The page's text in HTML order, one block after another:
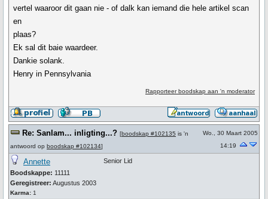
vertel waaroor dit gaan nie - of dalk kan iemand die hele artikel scan
en
plaas?
Ek sal dit baie waardeer.
Dankie solank.
Henry in Pennsylvania
Rapporteer boodskap aan 'n moderator
Re: Sanlam... inligting...? [boodskap #102135 is 'n
antwoord op boodskap #102134]
Wo., 30 Maart 2005
14:19
Annette
Boodskappe: 11111
Geregistreer: Augustus 2003
Karma: 1
Senior Lid